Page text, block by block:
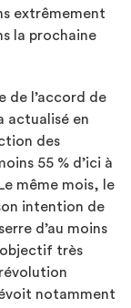
extrêmement
la prochaine
de l’accord de
actualisé en
des
55 % d’ici à
même mois, le
intention de
d’au moins
objectif très
notamment